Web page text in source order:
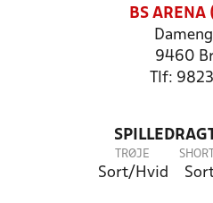
BS
9460
Tlf:
TRØJE
Sort/Hvid